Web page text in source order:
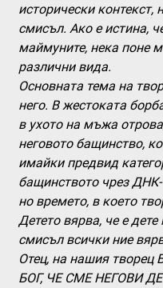
исторически контекст,
смисъл. Ако е истина,
маймуните, нека поне
различни вида.
Основната тема на
него. В жестоката
в ухото на мъжа
неговото бащинство,
имайки предвид
бащинството чрез
но времето, в което
Детето вярва, че е
смисъл всички ние
Отец, на нашия
БОГ, ЧЕ СМЕ НЕГОВИ